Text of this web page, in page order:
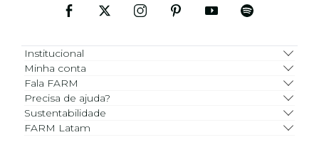
Institucional
Minha conta
Fala FARM
Precisa de ajuda?
Sustentabilidade
FARM Latam